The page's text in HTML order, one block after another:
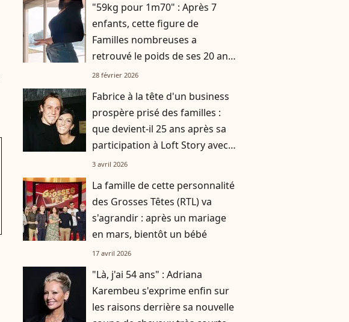
"59kg pour 1m70" : Après 7
enfants, cette figure de
Familles nombreuses a
retrouvé le poids de ses 20 ans
grâce à un programme bien
28 février 2026
Fabrice à la tête d'un business
prospère prisé des familles :
que devient-il 25 ans après sa
participation à Loft Story avec
Loana ?
3 avril 2026
La famille de cette personnalité
des Grosses Têtes (RTL) va
s'agrandir : après un mariage
en mars, bientôt un bébé
17 avril 2026
"Là, j'ai 54 ans" : Adriana
Karembeu s'exprime enfin sur
les raisons derrière sa nouvelle